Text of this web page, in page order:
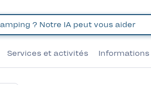
Services et activités